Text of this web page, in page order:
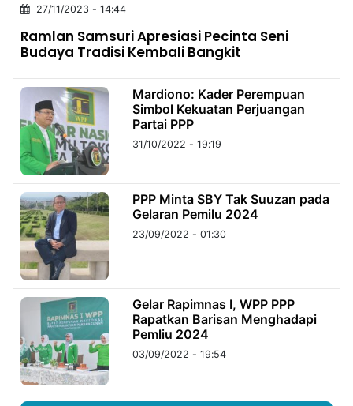
27/11/2023 - 14:44
Ramlan Samsuri Apresiasi Pecinta Seni
Budaya Tradisi Kembali Bangkit
Mardiono: Kader Perempuan
Simbol Kekuatan Perjuangan
Partai PPP
31/10/2022 - 19:19
PPP Minta SBY Tak Suuzan pada
Gelaran Pemilu 2024
23/09/2022 - 01:30
Gelar Rapimnas I, WPP PPP
Rapatkan Barisan Menghadapi
Pemliu 2024
03/09/2022 - 19:54